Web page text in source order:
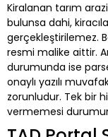
Kiralanan tarım
bulunsa dahi,
gerçekleştirilemez.
resmi malike aittir.
durumunda ise
onaylı yazılı
zorunludur. Tek bir
vermemesi